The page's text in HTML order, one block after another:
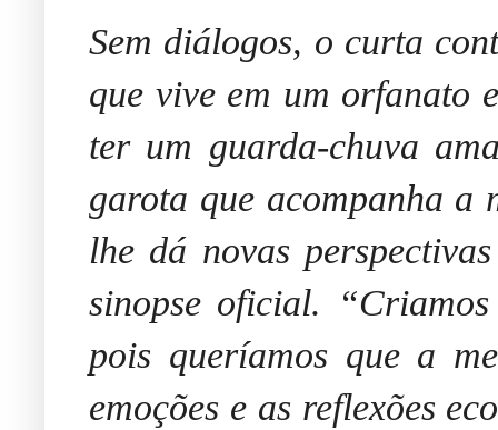
Sem diálogos, o curta
que vive em um orfanato
ter um guarda-chuva
garota que acompanha a
lhe dá novas
sinopse oficial.
pois queríamos que a
emoções e as reflexões